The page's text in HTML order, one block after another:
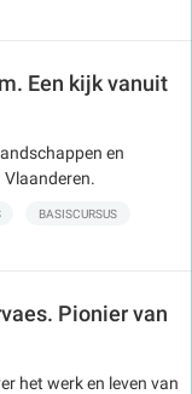
Een kijk vanuit
en
BASISCURSUS
Pionier van
het werk en leven van